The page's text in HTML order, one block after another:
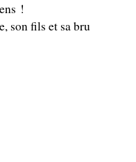
!
son fils et sa bru